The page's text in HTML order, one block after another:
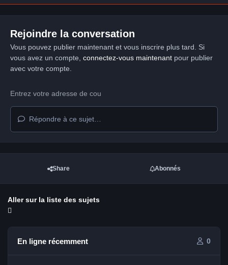
Rejoindre la conversation
Vous pouvez publier maintenant et vous inscrire plus tard. Si
vous avez un compte, connectez-vous maintenantpour publier
avec votre compte.
Répondre à ce sujet…
Share Abonnés
Aller sur la liste des sujets
En ligne récemment 0